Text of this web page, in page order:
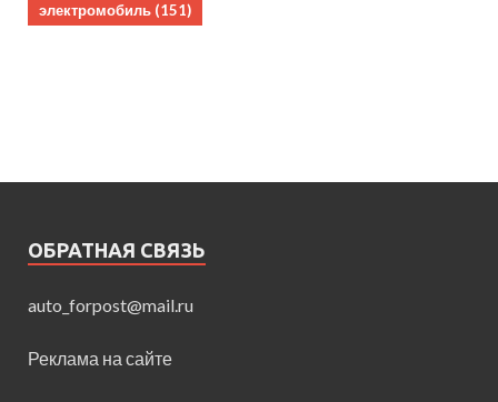
электромобиль (151)
ОБРАТНАЯ СВЯЗЬ
auto_forpost@mail.ru
Реклама на сайте